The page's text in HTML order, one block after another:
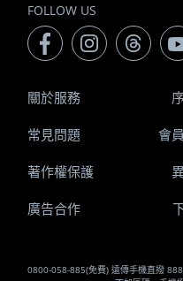
FOLLOW US
0800-058-885(免費) 遠傳手機直撥
關於服務
常見問題 會
著作權保護
廣告合作